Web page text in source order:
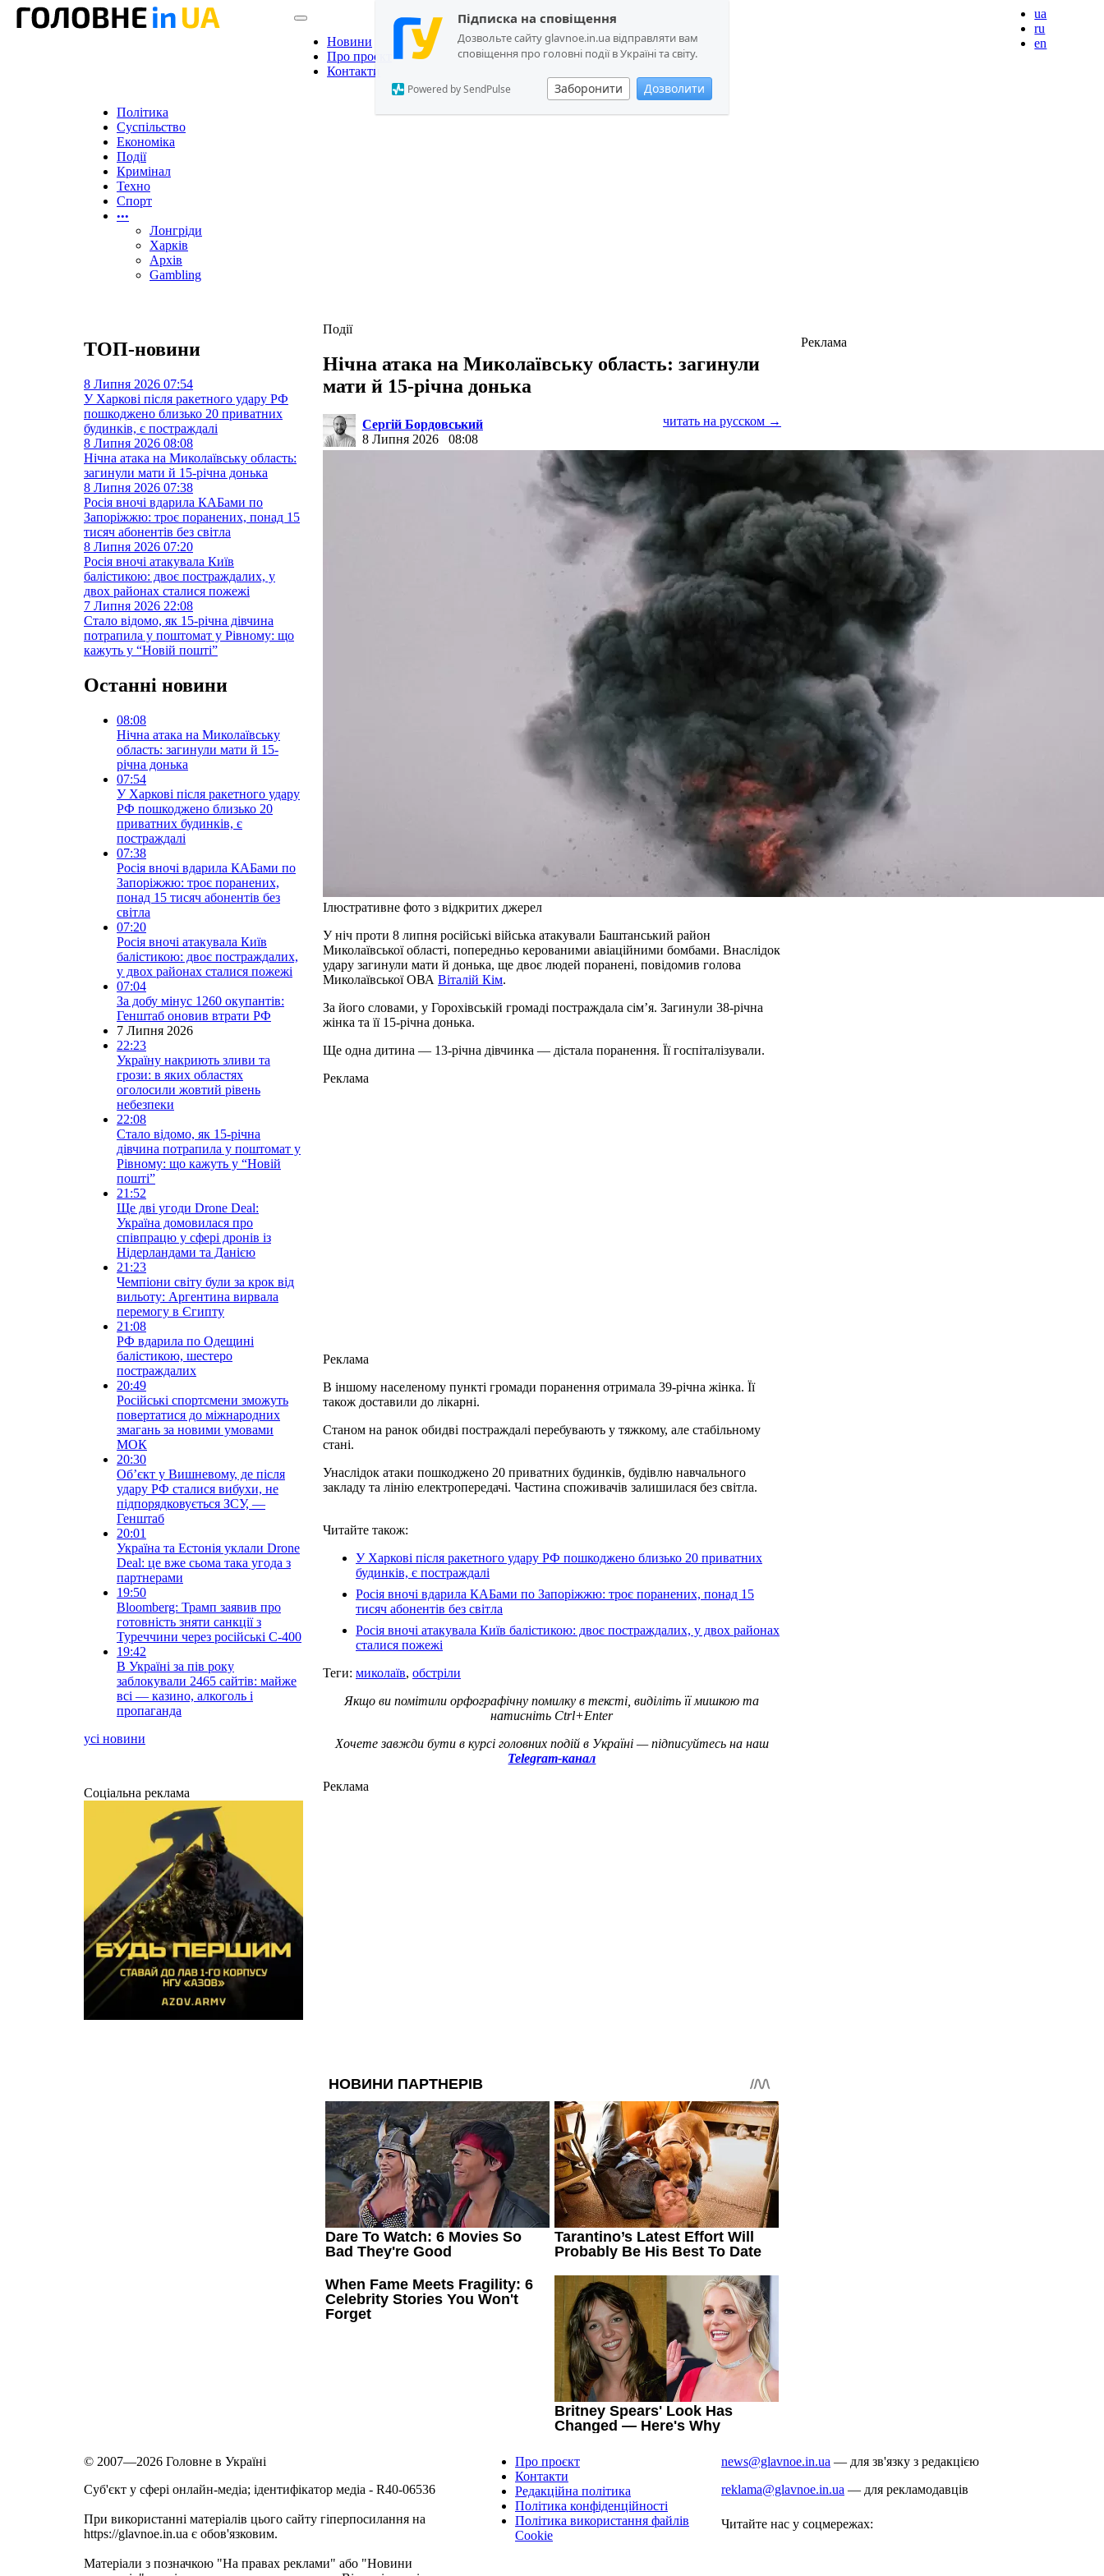
Підписка на сповіщення
Дозвольте сайту glavnoe.in.ua відправляти вам
сповіщення про головні події в Україні та світу.
Заборонити Дозволити
Powered by SendPulse
Новини
Про проєкт
Контакти
ua
ru
en
Політика
Суспільство
Економіка
Події
Кримінал
Техно
Спорт
•••
Лонгріди
Харків
Архів
Gambling
Події
Нічна атака на Миколаївську область: загинули
мати й 15-річна донька
Сергій Бордовський
8 Липня 2026
08:08
читать на русском →
Ілюстративне фото з відкритих джерел
У ніч проти 8 липня російські війська атакували Баштанський район
Миколаївської області, попередньо керованими авіаційними бомбами. Внаслідок
удару загинули мати й донька, ще двоє людей поранені, повідомив голова
Миколаївської ОВА Віталій Кім.
За його словами, у Горохівській громаді постраждала сімʼя. Загинули 38-річна
жінка та її 15-річна донька.
Ще одна дитина — 13-річна дівчинка — дістала поранення. Її госпіталізували.
Реклама
Реклама
В іншому населеному пункті громади поранення отримала 39-річна жінка. Її
також доставили до лікарні.
Станом на ранок обидві постраждалі перебувають у тяжкому, але стабільному
стані.
Унаслідок атаки пошкоджено 20 приватних будинків, будівлю навчального
закладу та лінію електропередачі. Частина споживачів залишилася без світла.
Читайте також:
У Харкові після ракетного удару РФ пошкоджено близько 20 приватних
будинків, є постраждалі
Росія вночі вдарила КАБами по Запоріжжю: троє поранених, понад 15
тисяч абонентів без світла
Росія вночі атакувала Київ балістикою: двоє постраждалих, у двох районах
сталися пожежі
Теги: миколаїв, обстріли
Якщо ви помітили орфографічну помилку в тексті, виділіть її мишкою та
натисніть Ctrl+Enter
Хочете завжди бути в курсі головних подій в Україні — підписуйтесь на наш
Telegram-канал
Реклама
Реклама
ТОП-новини
8 Липня 2026 07:54
У Харкові після ракетного удару РФ
пошкоджено близько 20 приватних
будинків, є постраждалі
8 Липня 2026 08:08
Нічна атака на Миколаївську область:
загинули мати й 15-річна донька
8 Липня 2026 07:38
Росія вночі вдарила КАБами по
Запоріжжю: троє поранених, понад 15
тисяч абонентів без світла
8 Липня 2026 07:20
Росія вночі атакувала Київ
балістикою: двоє постраждалих, у
двох районах сталися пожежі
7 Липня 2026 22:08
Стало відомо, як 15-річна дівчина
потрапила у поштомат у Рівному: що
кажуть у “Новій пошті”
Останні новини
08:08
Нічна атака на Миколаївську
область: загинули мати й 15-
річна донька
07:54
У Харкові після ракетного удару
РФ пошкоджено близько 20
приватних будинків, є
постраждалі
07:38
Росія вночі вдарила КАБами по
Запоріжжю: троє поранених,
понад 15 тисяч абонентів без
світла
07:20
Росія вночі атакувала Київ
балістикою: двоє постраждалих,
у двох районах сталися пожежі
07:04
За добу мінус 1260 окупантів:
Генштаб оновив втрати РФ
7 Липня 2026
22:23
Україну накриють зливи та
грози: в яких областях
оголосили жовтий рівень
небезпеки
22:08
Стало відомо, як 15-річна
дівчина потрапила у поштомат у
Рівному: що кажуть у “Новій
пошті”
21:52
Ще дві угоди Drone Deal:
Україна домовилася про
співпрацю у сфері дронів із
Нідерландами та Данією
21:23
Чемпіони світу були за крок від
вильоту: Аргентина вирвала
перемогу в Єгипту
21:08
РФ вдарила по Одещині
балістикою, шестеро
постраждалих
20:49
Російські спортсмени зможуть
повертатися до міжнародних
змагань за новими умовами
МОК
20:30
Об’єкт у Вишневому, де після
удару РФ сталися вибухи, не
підпорядковується ЗСУ, —
Генштаб
20:01
Україна та Естонія уклали Drone
Deal: це вже сьома така угода з
партнерами
19:50
Bloomberg: Трамп заявив про
готовність зняти санкції з
Туреччини через російські С-400
19:42
В Україні за пів року
заблокували 2465 сайтів: майже
всі — казино, алкоголь і
пропаганда
усі новини
Соціальна реклама
© 2007—2026 Головне в Україні
Cуб'єкт у сфері онлайн-медіа; ідентифікатор медіа - R40-06536
При використанні матеріалів цього сайту гіперпосилання на
https://glavnoe.in.ua є обов'язковим.
Матеріали з позначкою "На правах реклами" або "Новини
Про проєкт
Контакти
Редакційна політика
Політика конфіденційності
Політика використання файлів
Cookie
news@glavnoe.in.ua — для зв'язку з редакцією
reklama@glavnoe.in.ua — для рекламодавців
Читайте нас у соцмережах: